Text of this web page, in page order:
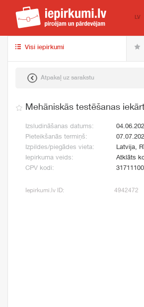
LV
Visi iepirkumi
Atpakaļ uz sarakstu
Mehāniskās testēšanas
Izsludināšanas datums:
Pieteikšanās termiņš:
Izpildes/piegādes vieta:
Latvija,
Iepirkuma veids:
Atklāts
CPV kodi:
Iepirkumi.lv ID: 4942472